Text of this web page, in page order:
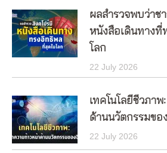
ผลสำรวจพบว่าช
หนังสือเดินทางที่
โลก
22 July 2026
เทคโนโลยีชีวภา
ด้านนวัตกรรมขอ
22 July 2026